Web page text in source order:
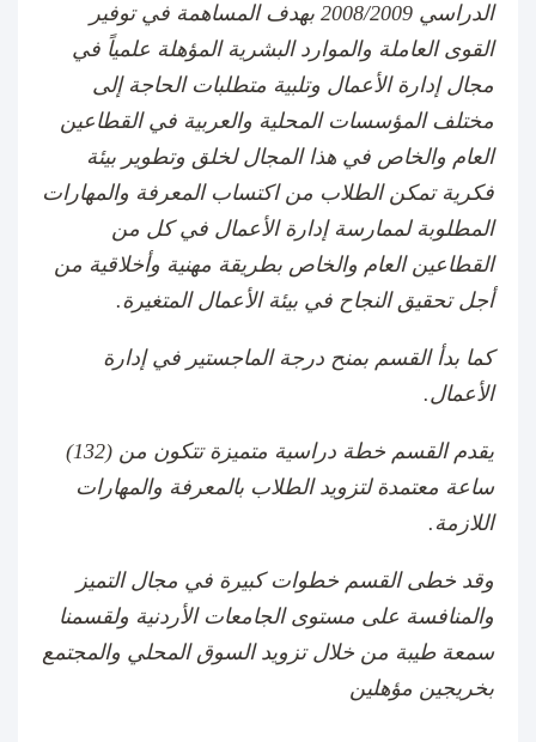
الدراسي 2008/2009 بهدف المساهمة في توفير
القوى العاملة والموارد البشرية المؤهلة علمياً في
مجال إدارة الأعمال وتلبية متطلبات الحاجة إلى
مختلف المؤسسات المحلية والعربية في القطاعين
العام والخاص في هذا المجال لخلق وتطوير بيئة
فكرية تمكن الطلاب من اكتساب المعرفة والمهارات
المطلوبة لممارسة إدارة الأعمال في كل من
القطاعين العام والخاص بطريقة مهنية وأخلاقية من
أجل تحقيق النجاح في بيئة الأعمال المتغيرة.
كما بدأ القسم بمنح درجة الماجستير في إدارة
الأعمال.
يقدم القسم خطة دراسية متميزة تتكون من (132)
ساعة معتمدة لتزويد الطلاب بالمعرفة والمهارات
اللازمة.
وقد خطى القسم خطوات كبيرة في مجال التميز
والمنافسة على مستوى الجامعات الأردنية ولقسمنا
سمعة طيبة من خلال تزويد السوق المحلي والمجتمع
بخريجين مؤهلين